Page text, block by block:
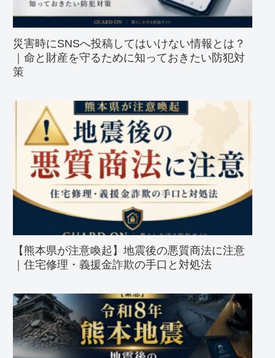
災害時にSNSへ投稿してはいけない情報とは？
｜命と財産を守るために知っておきたい防犯対
策
【熊本県が注意喚起】地震後の悪質商法に注意
｜住宅修理・義援金詐欺の手口と対処法